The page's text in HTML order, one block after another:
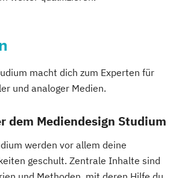
macht dich zum Experten für
und analoger Medien.
dem Mediendesign Studium
werden vor allem deine
geschult. Zentrale Inhalte sind